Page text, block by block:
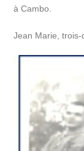
à Cambo.
Jean Marie, trois-